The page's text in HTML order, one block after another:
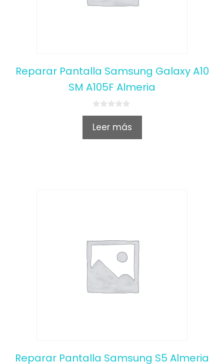
Reparar Pantalla Samsung Galaxy A10
SM A105F Almeria
0
u
Leer más
Reparar Pantalla Samsung S5 Almeria